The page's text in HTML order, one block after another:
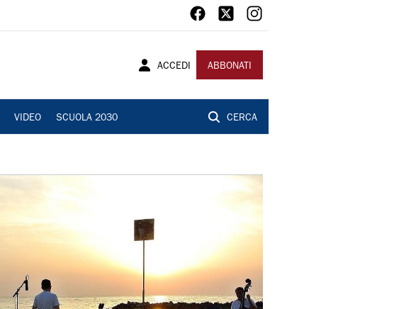
ACCEDI ABBONATI
VIDEO SCUOLA 2030 CERCA